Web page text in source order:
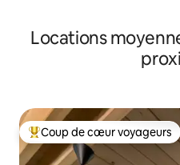
Locations
Coups de cœur voyageurs
Coup de cœur voyageurs